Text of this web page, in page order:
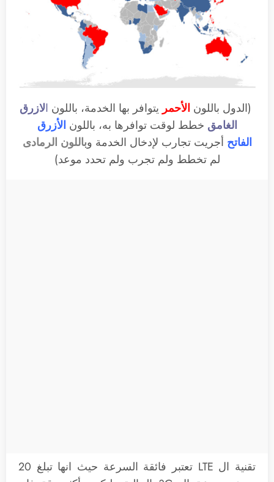
(الدول باللون الأحمر يتوافر بها الخدمة، باللون الازرق
الغامق خطط لوقت توافرها به، باللون الأزرق
الفاتح أجريت تجارب لإدخال الخدمة وباللون الرمادى
لم تخطط ولم تجرب ولم تحدد موعد)
تقنية ال LTE تعتبر فائقة السرعة حيث انها تبلغ 20